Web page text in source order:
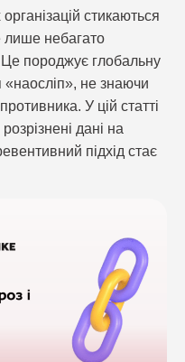
стикаються
лише небагато
Це породжує глобальну
«наосліп», не знаючи
У цій статті
дані на
підхід стає